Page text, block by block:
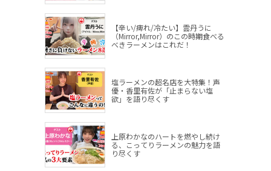
【辛い/痺れ/冷たい】雲丹うに
（Mirror,Mirror）のこの時期食べる
べきラーメンはこれだ！
塩ラーメンの超名店を大特集！声
優・香里有佐が「止まらない塩
欲」を語り尽くす
上原わかなのハートを燃やし続け
る、こってりラーメンの魅力を語
り尽くす